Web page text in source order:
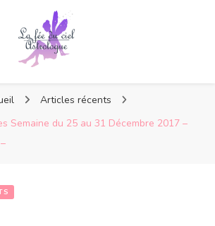
Articles récents
Semaine du 25 au 31 Décembre 2017 –